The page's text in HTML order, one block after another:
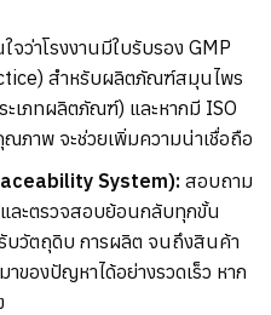
จว่าโรงงานมีใบรับรอง GMP
สำหรับผลิตภัณฑ์สมุนไพร
ะเภทผลิตภัณฑ์) และหากมี ISO
ภาพ จะช่วยเพิ่มความน่าเชื่อถือ
System): สอบถาม
ละตรวจสอบย้อนกลับทุกขั้น
บวัตถุดิบ การผลิต จนถึงสินค้า
ของปัญหาได้อย่างรวดเร็ว หาก